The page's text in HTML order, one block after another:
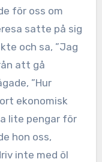
för oss om
satte på sig
och sa, ”Jag
att gå
”Hur
ekonomisk
lite pengar för
hon oss,
inte med öl